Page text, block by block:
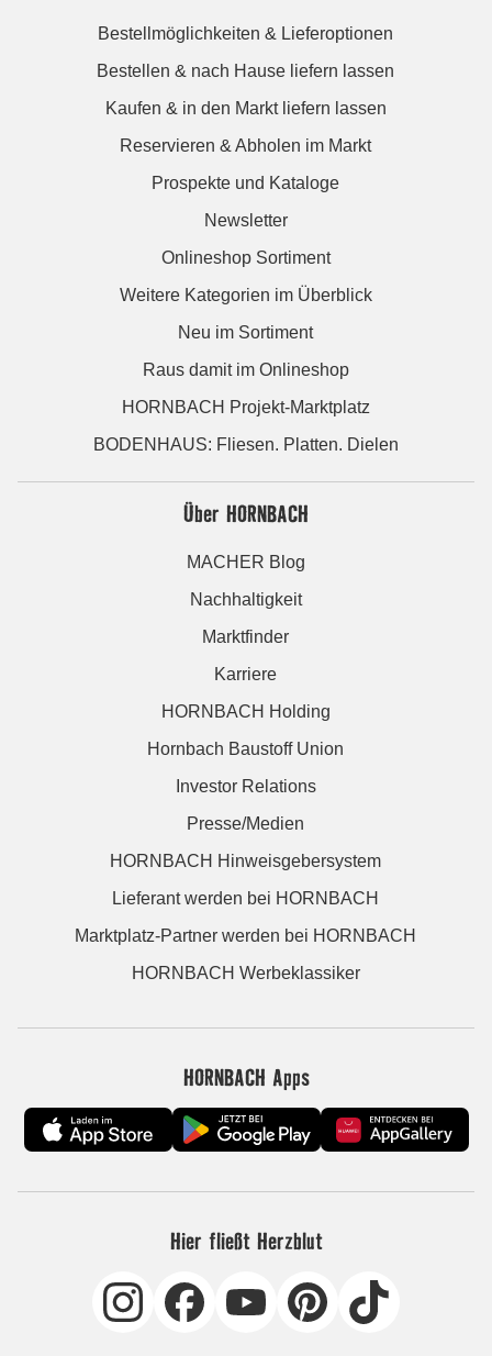
Bestellmöglichkeiten & Lieferoptionen
Bestellen & nach Hause liefern lassen
Kaufen & in den Markt liefern lassen
Reservieren & Abholen im Markt
Prospekte und Kataloge
Newsletter
Onlineshop Sortiment
Weitere Kategorien im Überblick
Neu im Sortiment
Raus damit im Onlineshop
HORNBACH Projekt-Marktplatz
BODENHAUS: Fliesen. Platten. Dielen
Über HORNBACH
MACHER Blog
Nachhaltigkeit
Marktfinder
Karriere
HORNBACH Holding
Hornbach Baustoff Union
Investor Relations
Presse/Medien
HORNBACH Hinweisgebersystem
Lieferant werden bei HORNBACH
Marktplatz-Partner werden bei HORNBACH
HORNBACH Werbeklassiker
HORNBACH Apps
Hier fließt Herzblut